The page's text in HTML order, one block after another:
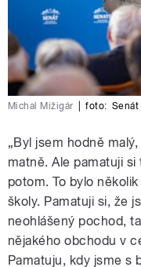
Michal Mižigár foto: Senát
„Byl jsem hodně
matně. Ale pamatuji
potom. To bylo
školy. Pamatuji si, že
neohlášený pochod,
nějakého obchodu v
Pamatuju, kdy jsme s